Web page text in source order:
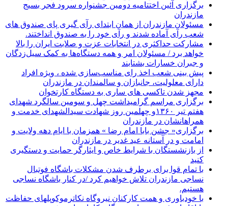
برگزاری آئین اختتامیه دومین جشنواره سرود فجر بسیج
مازندران
مسئولان مازندران از همان ابتدای رآی گیری پای صندوق های
شعب رآی آماده شدند و رآی خود را به صندوق انداختند.
مشارکت حداکثری در انتخابات عزت و صلابت ایران را بالا
خواهد برد / مسئولان امر و همه دستگاه‌ها به کمک سیل‌زدگان
و جبران خسارات بشتابند
پیش بینی شعب اخذ رای مناسب‌سازی شده ، ویژه افراد
دارای معلولیت، جانبازان و سالمندان در مازندران
مجهز شدن تاکسی های ساری به دستگاه کارتخوان
برگزاری مراسم گرامیداشت چهل و سومین سالگرد شهدای
هفتم تیر ۱۳۶۰و چهلمین روز شهادت سیدالشهدای خدمت و
همراهانشان در مازندران
برگزاری« جشن بابا امام رضا » همزمان با ایام دهه ولایت و
امامت و در آستانه عید غدیر در مازندران
از بازنشستگان با شرایط خاص و ایثارگر حمایت و دستگیری
کنید
با تمام قوا برای برطرف شدن مشکلات باشگاه فوتبال
نساجی مازندران تلاش خواهیم کرد /در کنار باشگاه نساجی
هستیم.
با خودباوری و همت کارکنان نیروگاه نکاترموکوپلهای حفاظت